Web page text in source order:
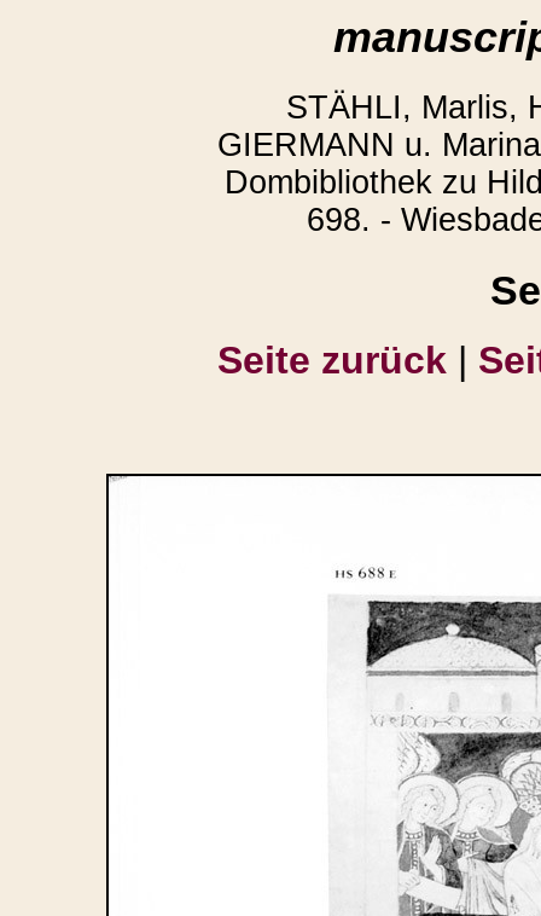
STÄHLI, Marlis,
GIERMANN u.
Dombibliothek zu
698. -
Seite zurück |